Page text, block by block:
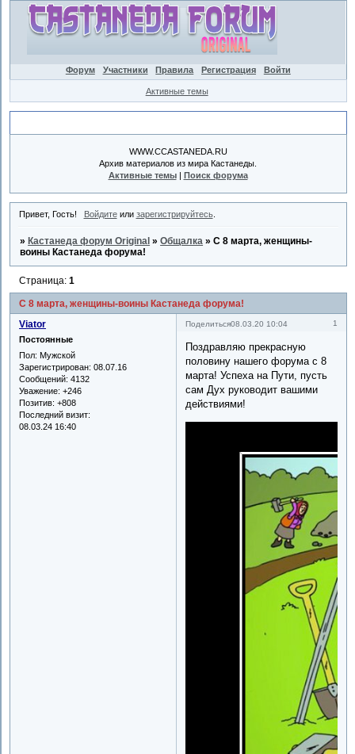
Форум Участники Правила Регистрация Войти
Активные темы
WWW.CCASTANEDA.RU
Архив материалов из мира Кастанеды.
Активные темы| Поиск форума
Привет, Гость! Войдитеили зарегистрируйтесь.
» Кастанеда форум Original »Общалка »С 8 марта, женщины-
воины Кастанеда форума!
С 8 марта, женщины-воины Кастанеда форума!
Страница:1
Поделиться 1
08.03.20 10:04
Viator
Постоянные
Пол: Мужской
Зарегистрирован: 08.07.16
Сообщений: 4132
Уважение: +246
Позитив: +808
Последний визит:
08.03.24 16:40
Поздравляю прекрасную
половину нашего форума с 8
марта! Успеха на Пути, пусть
сам Дух руководит вашими
действиями!